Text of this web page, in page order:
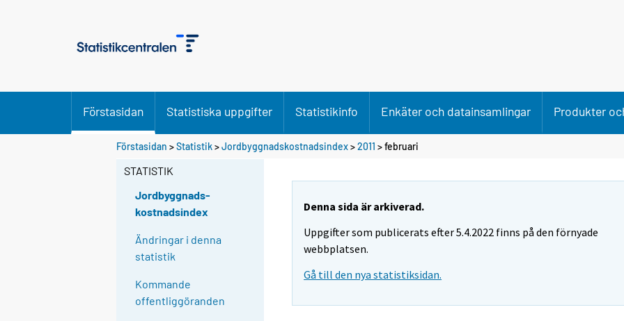
Förstasidan Statistiska uppgifter Statistikinfo Enkäter och datainsamlingar Produkter
Förstasidan >Statistik>Jordbyggnadskostnadsindex>2011 >februari
STATISTIK
Jordbyggnads-
kostnadsindex
Ändringar i denna
statistik
Kommande
offentliggöranden
Denna sida är arkiverad.
Uppgifter som publicerats efter 5.4.2022 finns på den förnyade
webbplatsen.
Gå till den nya statistiksidan.